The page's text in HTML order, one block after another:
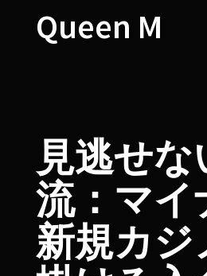
Queen M
見逃せな
流：マイ
新規カジ